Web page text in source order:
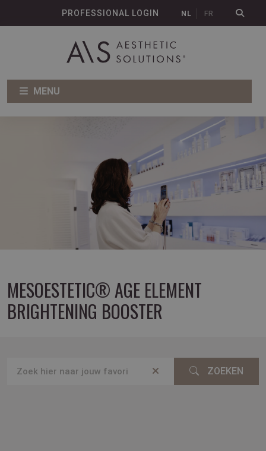
PROFESSIONAL LOGIN NL FR
MENU
MESOESTETIC® AGE ELEMENT
BRIGHTENING BOOSTER
ZOEKEN